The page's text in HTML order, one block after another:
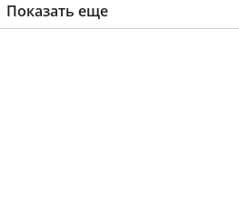
Показать еще